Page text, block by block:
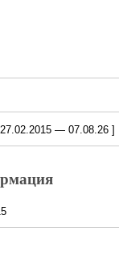
— 07.08.26 ]